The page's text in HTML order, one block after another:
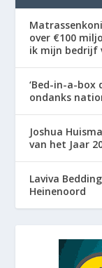
over €100
ik mijn bedrijf
‘Bed-in-a-box
ondanks
Joshua
van het Jaar
Laviva
Heinenoord